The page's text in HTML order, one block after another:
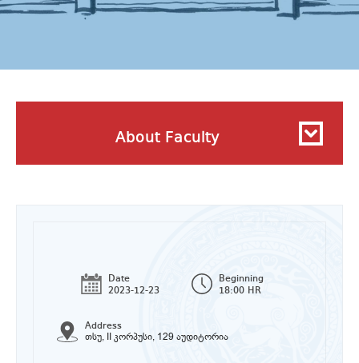
About Faculty
Date
2023-12-23
Beginning
18:00 HR
Address
თსუ, II კორპუსი, 129 აუდიტორია